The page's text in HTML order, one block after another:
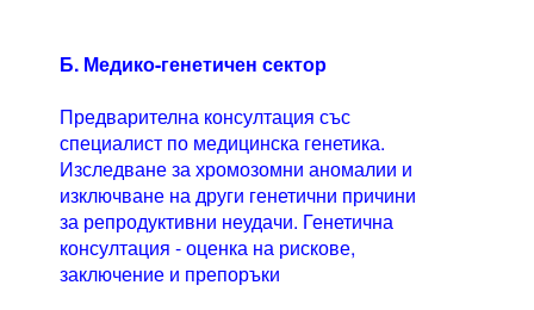
Б. Медико-генетичен сектор
Предварителна консултация със
специалист по медицинска генетика.
Изследване за хромозомни аномалии и
изключване на други генетични причини
за репродуктивни неудачи. Генетична
консултация - оценка на рискове,
заключение и препоръки